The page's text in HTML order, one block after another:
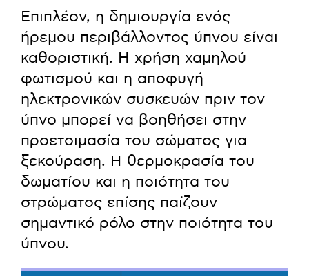
Επιπλέον, η δημιουργία ενός
ήρεμου περιβάλλοντος ύπνου είναι
καθοριστική. Η χρήση χαμηλού
φωτισμού και η αποφυγή
ηλεκτρονικών συσκευών πριν τον
ύπνο μπορεί να βοηθήσει στην
προετοιμασία του σώματος για
ξεκούραση. Η θερμοκρασία του
δωματίου και η ποιότητα του
στρώματος επίσης παίζουν
σημαντικό ρόλο στην ποιότητα του
ύπνου.